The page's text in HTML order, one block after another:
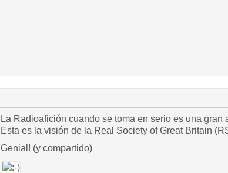
La Radioafición cuando se toma en serio es una gran
Esta es la visión de la Real Society of Great Britain
Genial! (y compartido)